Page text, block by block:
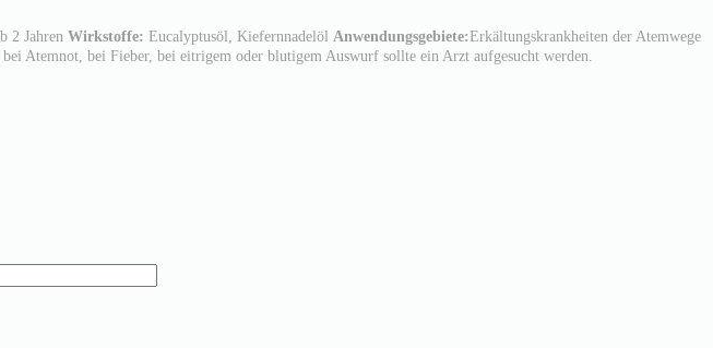
2 Jahren Wirkstoffe: Eucalyptusöl, Kiefernnadelöl Anwendungsgebiete:Erkältungskrankheiten der Atemwege
Atemnot, bei Fieber, bei eitrigem oder blutigem Auswurf sollte ein Arzt aufgesucht werden.